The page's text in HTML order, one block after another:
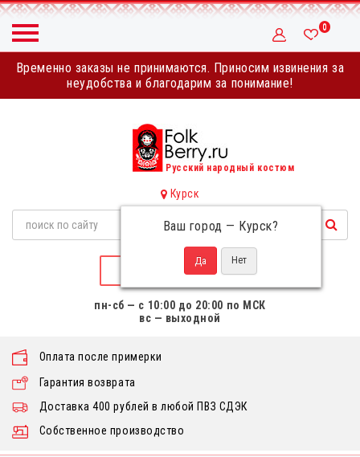
Временно заказы не принимаются. Приносим извинения за
неудобства и благодарим за понимание!
0
Русский народный костюм
Курск
Ваш город — Курск?
НАПИСАТЬ НАМ
пн-сб — с 10:00 до 20:00 по МСК
вс — выходной
Собственное производство
Оплата после примерки
Гарантия возврата
Доставка 400 рублей в любой ПВЗ СДЭК